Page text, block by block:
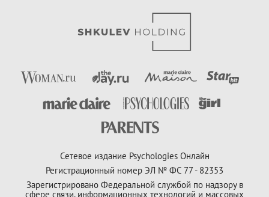
Сетевое издание Psychologies Онлайн
Регистрационный номер ЭЛ № ФС 77 - 82353
Зарегистрировано Федеральной службой по надзору в
сфере связи, информационных технологий и массовых